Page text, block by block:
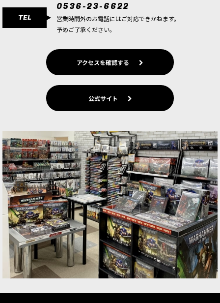
ーのロード・オヴ・ウォーユニットとなるマルチ
パーツプラスチック製シタデルミニチュア1体。
インペリアルナイトさえ易々と斬り倒すほど強力
なキャラクターで、…
[ワールドイーター] ”裏切者”カーン 43-25
6,300
常にあらゆる強襲の先頭を切って戦う「裏切者：
カーン」。銀河全体で悪名高い彼は、血の神のた
めに多くの血を求め突撃する。このキットには
[ワールドイーター] ロード・インヴォケイトゥス
[43-26]
9,900円(税込)
1点
「ロード・インヴォケイトゥス」は、迅速な襲
撃、壊滅的な反撃、容赦ない一撃必殺の達人であ
る。巨大なジャガーノート「カルグルス（燃える
空の駿馬）」に乗り、まるで大地を駆け抜けるか
のように空中を疾走する。血…
[ワールドイーター] コーン・バーザーカー [ 43-
10]
9,900円 (税込)
ゲーム「ウォーハンマー40,000」ワールドイータ
TEL
0536-23-6622
営業時間外のお電話にはご対応できかねます。
予めご了承ください。
アクセスを確認する
公式サイト